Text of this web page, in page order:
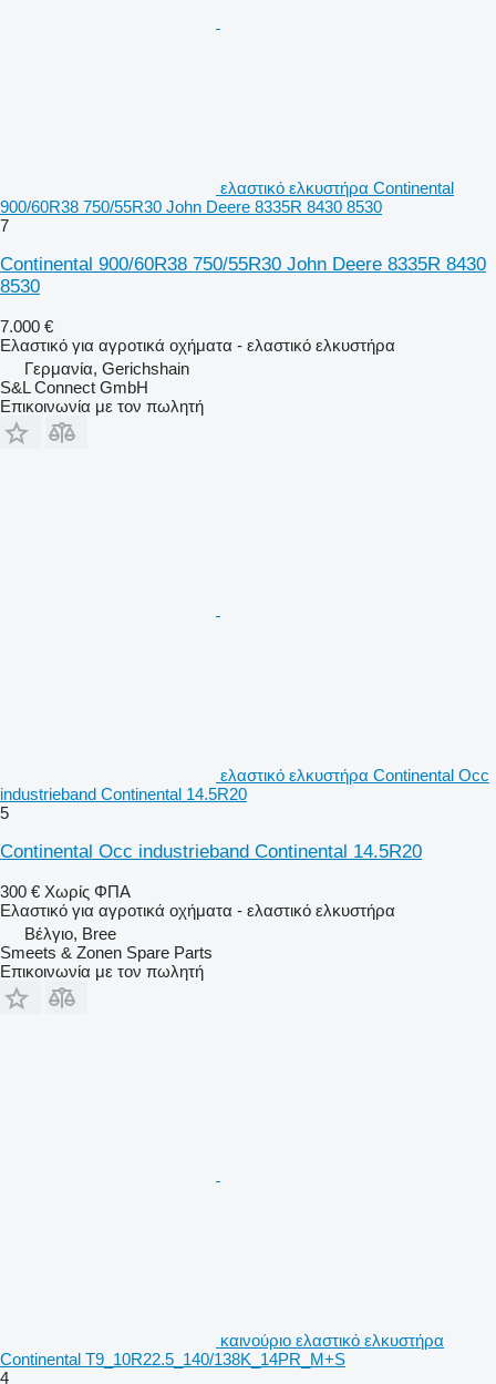
ελαστικό ελκυστήρα Continental
900/60R38 750/55R30 John Deere 8335R 8430 8530
7
Continental 900/60R38 750/55R30 John Deere 8335R 8430
8530
7.000 €
Ελαστικό για αγροτικά οχήματα - ελαστικό ελκυστήρα
Γερμανία, Gerichshain
S&L Connect GmbH
Επικοινωνία με τον πωλητή
ελαστικό ελκυστήρα Continental Occ
industrieband Continental 14.5R20
5
Continental Occ industrieband Continental 14.5R20
300 € Χωρίς ΦΠΑ
Ελαστικό για αγροτικά οχήματα - ελαστικό ελκυστήρα
Βέλγιο, Bree
Smeets & Zonen Spare Parts
Επικοινωνία με τον πωλητή
καινούριο ελαστικό ελκυστήρα
Continental T9_10R22.5_140/138K_14PR_M+S
4